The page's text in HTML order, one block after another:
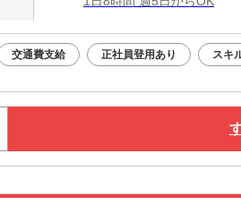
交通費支給 正社員登用あり スキ